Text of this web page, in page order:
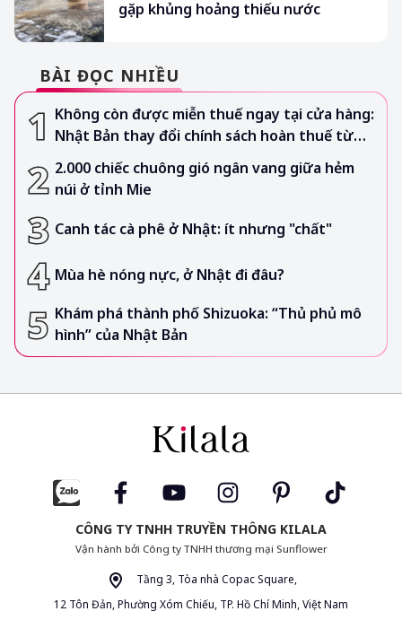
gặp khủng hoảng thiếu nước
BÀI ĐỌC NHIỀU
Không còn được miễn thuế ngay tại cửa hàng:
Nhật Bản thay đổi chính sách hoàn thuế từ
tháng 11/2026
2.000 chiếc chuông gió ngân vang giữa hẻm
núi ở tỉnh Mie
Canh tác cà phê ở Nhật: ít nhưng "chất"
Mùa hè nóng nực, ở Nhật đi đâu?
Khám phá thành phố Shizuoka: “Thủ phủ mô
hình” của Nhật Bản
CÔNG TY TNHH TRUYỀN THÔNG KILALA
Vận hành bởi Công ty TNHH thương mại Sunflower
Tầng 3, Tòa nhà Copac Square,
12 Tôn Đản, Phường Xóm Chiếu, TP. Hồ Chí Minh, Việt Nam